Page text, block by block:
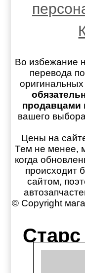
Во избежание
перевода
продавцами
вашего
Цены на
Тем не менее,
когда
происходит
сайтом,
© Copyright
Старс